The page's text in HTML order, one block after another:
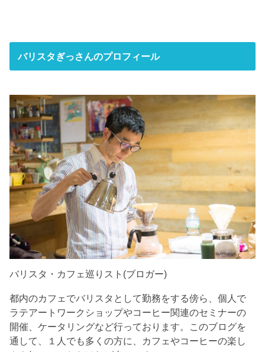
バリスタぎっさんのプロフィール
バリスタ・カフェ巡りスト(ブロガー)
都内のカフェでバリスタとして勤務をする傍ら、個人で
ラテアートワークショップやコーヒー関連のセミナーの
開催、ケータリングなど行っております。このブログを
通して、１人でも多くの方に、カフェやコーヒーの楽し